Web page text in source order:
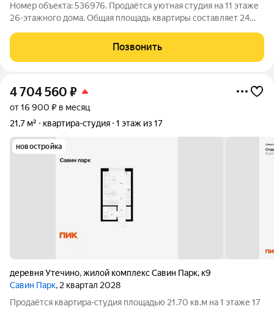
Номер объекта: 536976. Продаётся уютная студия на 11 этаже
26-этажного дома. Общая площадь квартиры составляет 24
своей экономичностью и удобством. Квартира предлагается с
чистовой отделкой,
Позвонить
4 704 560 ₽
от 16 900 ₽ в месяц
21,7 м²
квартира-студия 1 этаж из 17
новостройка
деревня Утечино,жилой комплекс Савин Парк, к9
Савин Парк, 2 квартал 2028
Продаётся квартира-студия площадью 21.70 кв.м на 1 этаже 17